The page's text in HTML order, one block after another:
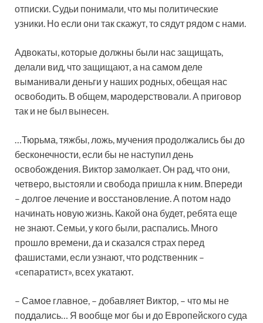
отписки. Судьи понимали, что мы политические
узники. Но если они так скажут, то сядут рядом с нами.
Адвокаты, которые должны были нас защищать,
делали вид, что защищают, а на самом деле
выманивали деньги у наших родных, обещая нас
освободить. В общем, мародерствовали. А приговор
так и не был вынесен.
…Тюрьма, тяжбы, ложь, мучения продолжались бы до
бесконечности, если бы не наступил день
освобождения. Виктор замолкает. Он рад, что они,
четверо, выстояли и свобода пришла к ним. Впереди
– долгое лечение и восстановление. А потом надо
начинать новую жизнь. Какой она будет, ребята еще
не знают. Семьи, у кого были, распались. Много
прошло времени, да и сказался страх перед
фашистами, если узнают, что родственник –
«сепаратист», всех укатают.
– Самое главное, – добавляет Виктор, – что мы не
поддались… Я вообще мог бы и до Европейского суда